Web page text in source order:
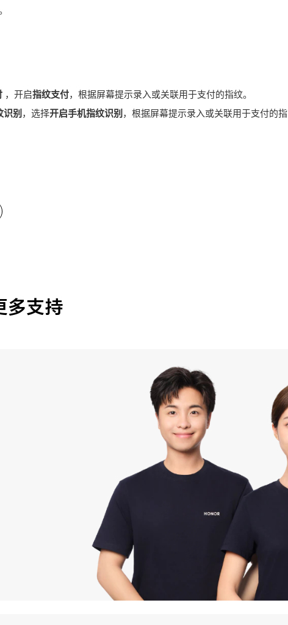
，开启指纹支付，根据屏幕提示录入或关联用于支付的指纹。
识别 ，选择开启手机指纹识别 ，根据屏幕提示录入或关联用于支付的指
多支持